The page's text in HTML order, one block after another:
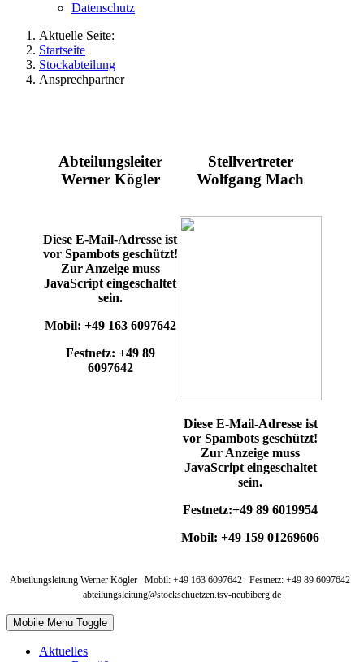
Datenschutz
Aktuelle Seite:
Startseite
Stockabteilung
Ansprechpartner
Abteilungsleiter
Werner Kögler
Diese E-Mail-Adresse ist
vor Spambots geschützt!
Zur Anzeige muss
JavaScript eingeschaltet
sein.
Mobil: +49 163 6097642
Festnetz: +49 89
6097642
Stellvertreter
Wolfgang Mach
Diese E-Mail-Adresse ist
vor Spambots geschützt!
Zur Anzeige muss
JavaScript eingeschaltet
sein.
Festnetz:+49 89 6019954
Mobil: +49 159 01269606
Abteilungsleitung Werner Kögler Mobil: +49 163 6097642 Festnetz: +49 89 6097642
abteilungsleitung@stockschuetzen.tsv-neubiberg.de
Mobile Menu Toggle
Aktuelles